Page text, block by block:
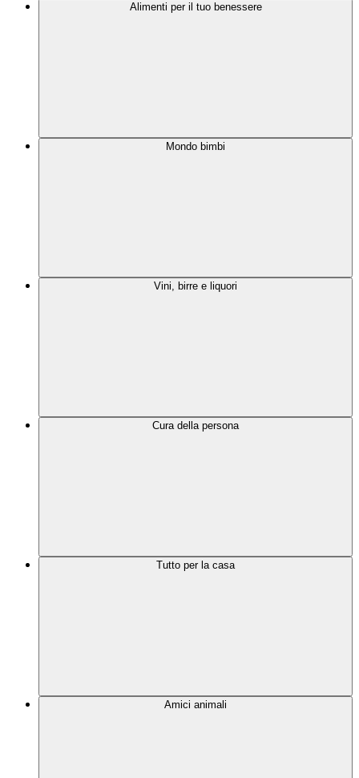
Alimenti per il tuo benessere
Mondo bimbi
Vini, birre e liquori
Cura della persona
Tutto per la casa
Amici animali